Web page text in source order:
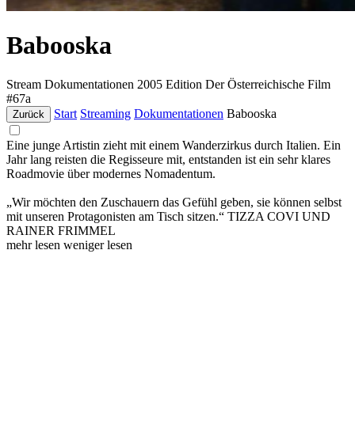
Babooska
Stream Dokumentationen 2005 Edition Der Österreichische Film
#67a
Zurück Start Streaming Dokumentationen Babooska
Eine junge Artistin zieht mit einem Wanderzirkus durch Italien. Ein
Jahr lang reisten die Regisseure mit, entstanden ist ein sehr klares
Roadmovie über modernes Nomadentum.
„Wir möchten den Zuschauern das Gefühl geben, sie können selbst
mit unseren Protagonisten am Tisch sitzen.“ TIZZA COVI UND
RAINER FRIMMEL
mehr lesen weniger lesen